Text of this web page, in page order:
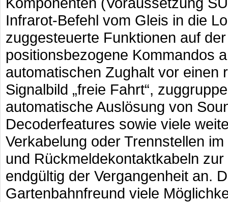
Infrarot-Befehl vom Gleis in die
zuggesteuerte Funktionen auf
positionsbezogene Kommandos
automatischen Zughalt vor einen
Signalbild „freie Fahrt“,
automatische Auslösung von
Decoderfeatures sowie viele
Verkabelung oder Trennstellen
und Rückmeldekontaktkabeln
endgültig der Vergangenheit an.
Gartenbahnfreund viele